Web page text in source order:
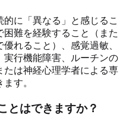
に「異なる」と感じるこ
難を経験すること（また
れること）、感覚過敏、
行機能障害、ルーチンの
たは神経心理学者による専
す。
とはできますか？